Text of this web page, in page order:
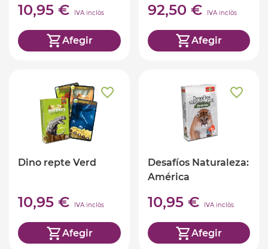
10,95 € IVA inclòs
Afegir
92,50 € IVA inclòs
Afegir
Dino repte Verd
10,95 € IVA inclòs
Afegir
Desafíos Naturaleza:
América
10,95 € IVA inclòs
Afegir